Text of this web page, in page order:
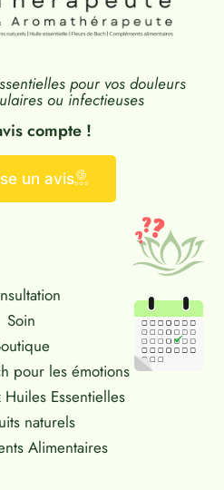
pour vos douleurs
ou infectieuses
compte !
un avis
Soin
pour les émotions
Essentielles
naturels
Alimentaires